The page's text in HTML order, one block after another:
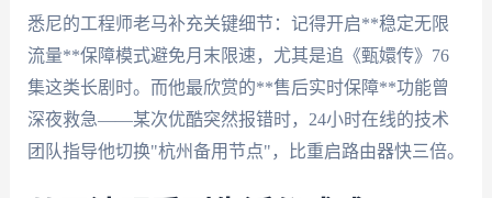
悉尼的工程师老马补充关键细节：记得开启**稳定无限
流量**保障模式避免月末限速，尤其是追《甄嬛传》76
集这类长剧时。而他最欣赏的**售后实时保障**功能曾
深夜救急——某次优酷突然报错时，24小时在线的技术
团队指导他切换"杭州备用节点"，比重启路由器快三倍。